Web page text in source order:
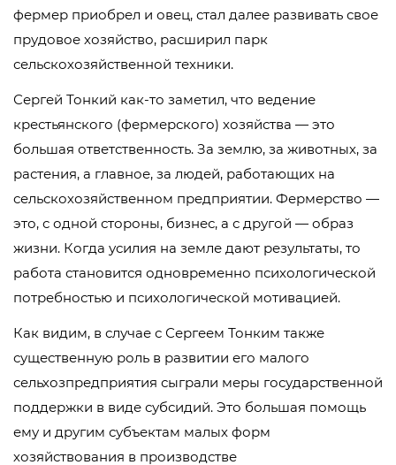
фермер приобрел и овец, стал далее развивать свое
прудовое хозяйство, расширил парк
сельскохозяйственной техники.
Сергей Тонкий как-то заметил, что ведение
крестьянского (фермерского) хозяйства — это
большая ответственность. За землю, за животных, за
растения, а главное, за людей, работающих на
сельскохозяйственном предприятии. Фермерство —
это, с одной стороны, бизнес, а с другой — образ
жизни. Когда усилия на земле дают результаты, то
работа становится одновременно психологической
потребностью и психологической мотивацией.
Как видим, в случае с Сергеем Тонким также
существенную роль в развитии его малого
сельхозпредприятия сыграли меры государственной
поддержки в виде субсидий. Это большая помощь
ему и другим субъектам малых форм
хозяйствования в производстве